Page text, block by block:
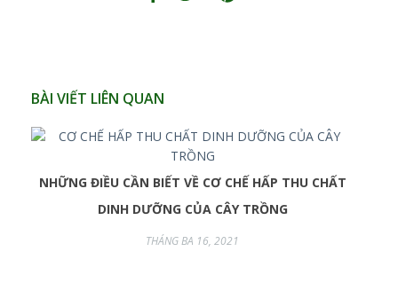
BÀI VIẾT LIÊN QUAN
NHỮNG ĐIỀU CẦN BIẾT VỀ CƠ CHẾ HẤP THU CHẤT
DINH DƯỠNG CỦA CÂY TRỒNG
THÁNG BA 16, 2021